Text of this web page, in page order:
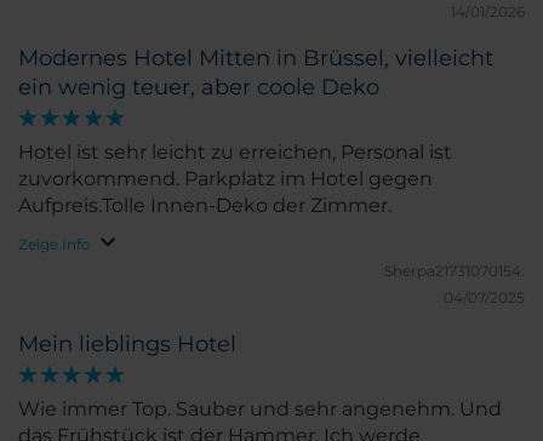
14/01/2026
Modernes Hotel Mitten in Brüssel, vielleicht
ein wenig teuer, aber coole Deko
Hotel ist sehr leicht zu erreichen, Personal ist
zuvorkommend. Parkplatz im Hotel gegen
Aufpreis.Tolle Innen-Deko der Zimmer.
Zeige Info
Sherpa21731070154.
04/07/2025
Mein lieblings Hotel
Wie immer Top. Sauber und sehr angenehm. Und
das Frühstück ist der Hammer. Ich werde